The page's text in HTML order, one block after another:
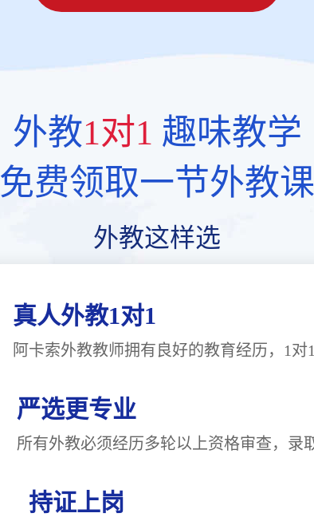
外教1对1 趣味教学
免费领取一节外教课
外教这样选
真人外教1对1
阿卡索外教教师拥有良好的教育经历，1
严选更专业
所有外教必须经历多轮以上资格审查
持证上岗